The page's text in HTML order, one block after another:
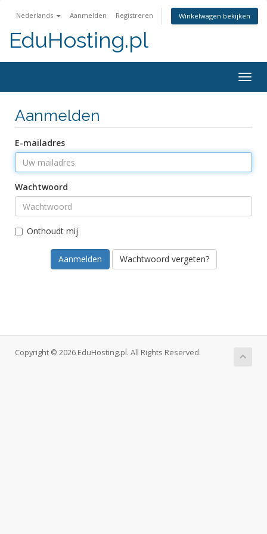
Nederlands Aanmelden Registreren Winkelwagen bekijken
EduHosting.pl
Aanmelden
E-mailadres
Wachtwoord
Onthoudt mij
Wachtwoord vergeten?
Copyright © 2026 EduHosting.pl. All Rights Reserved.